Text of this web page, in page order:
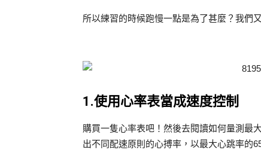
所以練習的時候跑慢一點是為了甚麼？我們
1.使用心率表當成速度控制
購買一隻心率表吧！然後去閱讀如何量測最
出不同配速原則的心搏率，以最大心跳率的